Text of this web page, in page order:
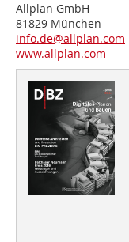
Allplan GmbH
81829 München
info.de@allplan.com
www.allplan.com